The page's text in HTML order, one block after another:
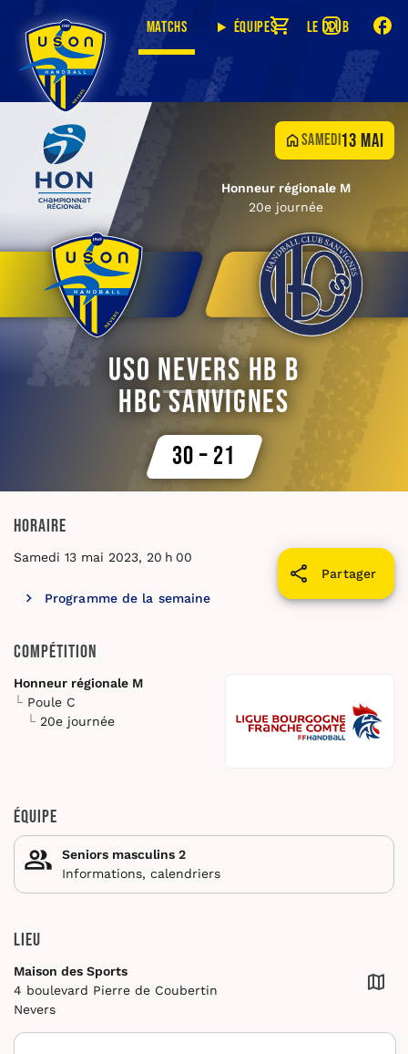
Matchs Équipes Le club
samedi 13 mai
Honneur régionale M
20e journée
USO Nevers HB B
HBC Sanvignes
30 – 21
Horaire
Partager
Samedi 13 mai 2023, 20 h 00
Programme de la semaine
Compétition
Honneur régionale M
Poule C
20e journée
Équipe
Seniors masculins 2
Informations, calendriers
Lieu
Maison des Sports
4 boulevard Pierre de Coubertin
Nevers